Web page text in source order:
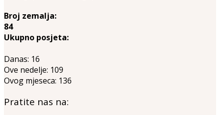
Broj zemalja:
84
Ukupno posjeta:
Danas: 16
Ove nedelje: 109
Ovog mjeseca: 136
Pratite nas na: